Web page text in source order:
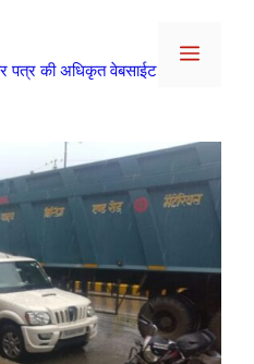
पत्र की अधिकृत वेबसाईट
Menu